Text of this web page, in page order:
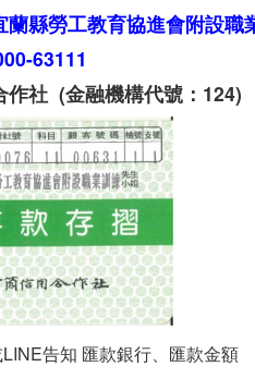
蘭縣勞工教育協進會附設職
63111
作社 (金融機構代號：124)
告知 匯款銀行、匯款金額